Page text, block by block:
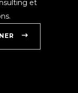
et